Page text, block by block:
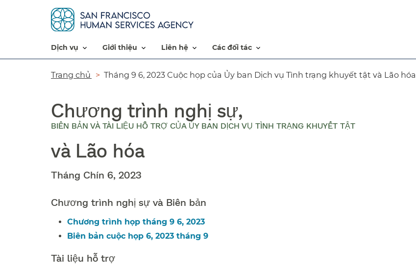
dịch vụ​​ giới thiệu​​ liên hệ​​ các đối tác​​
Đường
Trang chủ​​ Tháng 9 6, 2023 Cuộc họp của Ủy ban Dịch vụ Tình trạng khuyết tật và Lão hóa​​
Chương trình nghị sự,
BIÊN BẢN VÀ TÀI LIỆU HỖ TRỢ CỦA ỦY BAN DỊCH VỤ TÌNH TRẠNG KHUYẾT TẬT
và Lão hóa​​
Tháng Chín 6, 2023​​
Chương trình nghị sự và Biên bản​​
Chương trình họp tháng 9 6, 2023​​
Biên bản cuộc họp 6, 2023 tháng 9​​
Tài liệu hỗ trợ​​